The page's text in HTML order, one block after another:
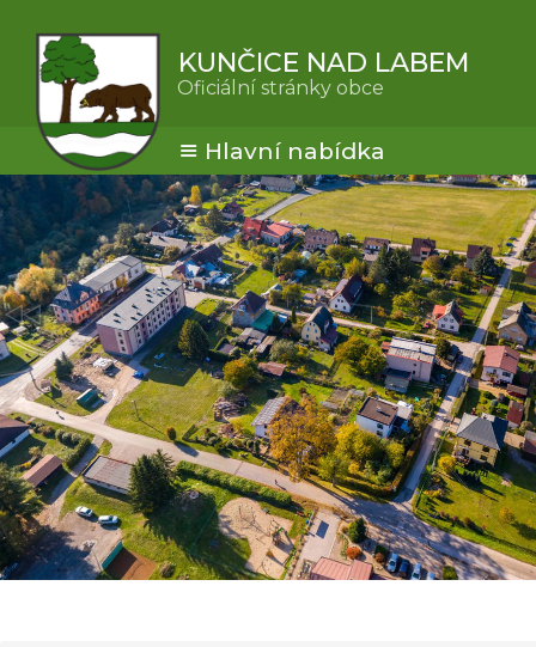
KUNČICE NAD LABEM
Oficiální stránky obce
Hlavní nabídka